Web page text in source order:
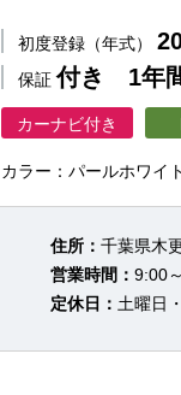
初度登録（年式）
保証付き 1年
カーナビ付き
カラー：パールホワイト
住所： 千葉県木
営業時間： 9:00
定休日： 土曜日